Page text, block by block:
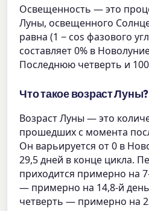
Освещенность — это
Луны, освещенного
равна (1 − cos фазового
составляет 0% в
Последнюю четверть и
Что такое возраст Луны?
Возраст Луны — это
прошедших с момента
Он варьируется от 0 в
29,5 дней в конце цикла.
приходится примерно на
— примерно на 14,8-й
четверть — примерно на